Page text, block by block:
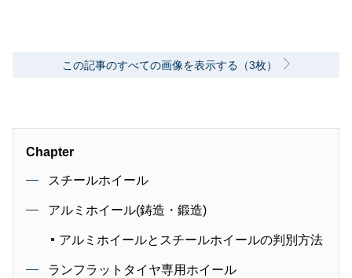
この記事のすべての画像を表示する（3枚）
Chapter
スチールホイール
アルミホイール(鋳造・鍛造)
アルミホイールとスチールホイールの判別方法
ランフラットタイヤ専用ホイール